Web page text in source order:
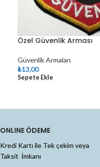
Özel Güvenlik Arması
Güvenlik Armaları
₺13,00
Sepete Ekle
ONLINE ÖDEME
Kredi Kartı ile Tek çekim veya
Taksit İmkanı